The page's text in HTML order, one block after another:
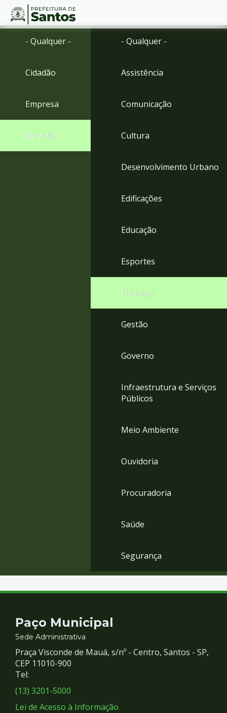
Ir
menu
para
Conteúdo
- Qualquer -
Cidadão
Empresa
Servidor
- Qualquer -
Assistência
Comunicação
Cultura
Desenvolvimento Urbano
Edificações
Educação
Esportes
Finanças
Gestão
Governo
Infraestrutura e Serviços
Públicos
Meio Ambiente
Ouvidoria
Procuradoria
Saúde
Segurança
Contato
e
Redes
Sociais
Paço Municipal
Sede Administrativa
Praça Visconde de Mauá, s/nº - Centro, Santos - SP,
CEP 11010-900
Tel:
(13) 3201-5000
Lei de Acesso à Informação